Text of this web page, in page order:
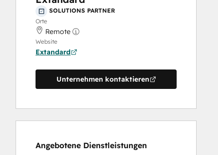
SOLUTIONS PARTNER
Orte
Remote
Website
Extandard
Unternehmen kontaktieren
Angebotene Dienstleistungen